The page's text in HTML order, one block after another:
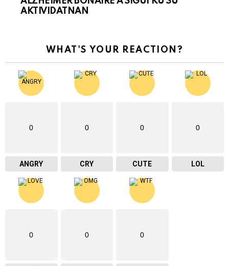
AKTIVIDATNAN
WHAT'S YOUR REACTION?
0
ANGRY
0
CRY
0
CUTE
0
LOL
0 0 0